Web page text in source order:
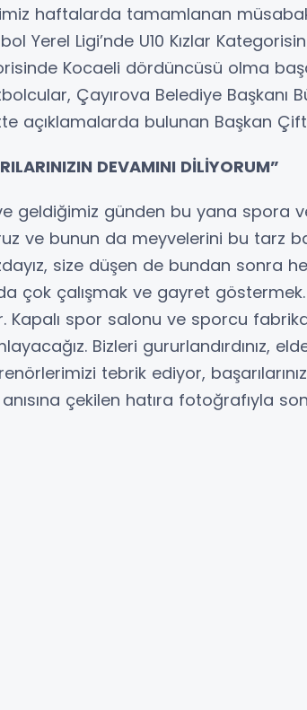
haftalarda tamamlanan
Yerel Ligi’nde U10 Kızlar
Kocaeli dördüncüsü olma
Çayırova Belediye Başkanı
açıklamalarda bulunan Başkan
DEVAMINI DİLİYORUM”
geldiğimiz günden bu yana spora
ve bunun da meyvelerini bu tarz
size düşen de bundan
çok çalışmak ve gayret göstermek.
Kapalı spor salonu ve sporcu
Bizleri gururlandırdınız,
tebrik ediyor,
çekilen hatıra fotoğrafıyla